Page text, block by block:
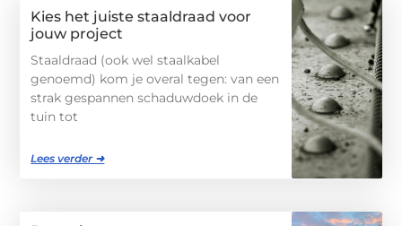
Kies het juiste staaldraad voor
jouw project
Staaldraad (ook wel staalkabel
genoemd) kom je overal tegen: van een
strak gespannen schaduwdoek in de
tuin tot
Lees verder ➜